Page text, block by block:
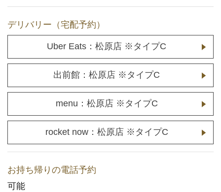
店舗用地に関するお問い合わせ
採用情報
デリバリー（宅配予約）
Uber Eats：松原店 ※タイプC
出前館：松原店 ※タイプC
menu：松原店 ※タイプC
rocket now：松原店 ※タイプC
お持ち帰りの電話予約
可能